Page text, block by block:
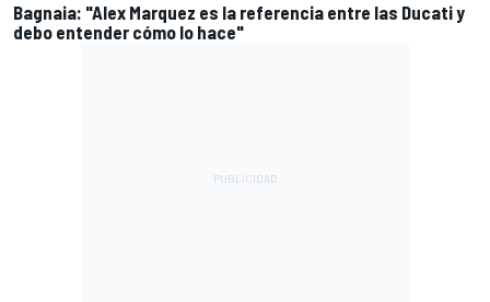
Bagnaia: "Alex Marquez es la referencia entre las Ducati y
debo entender cómo lo hace"